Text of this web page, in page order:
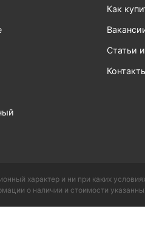
Как
Статьи
характер и ни при каких
о наличии и стоимости